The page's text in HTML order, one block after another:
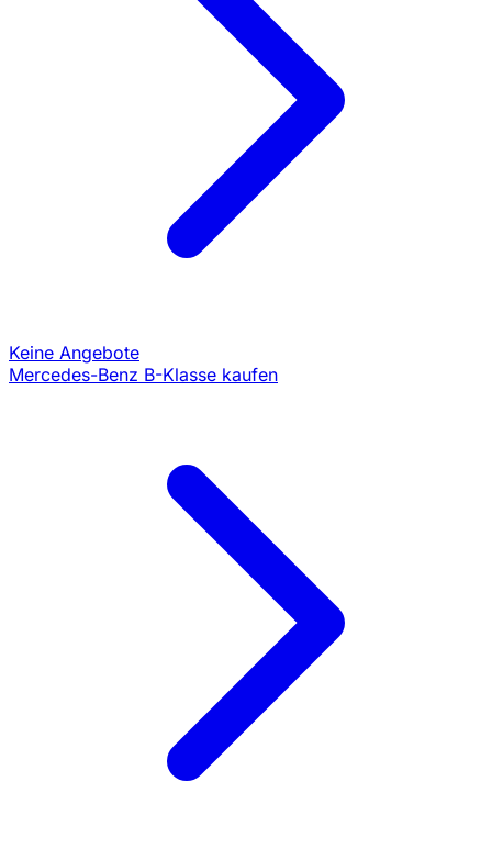
Keine Angebote
Mercedes-Benz B-Klasse kaufen